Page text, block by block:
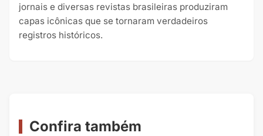
jornais e diversas revistas brasileiras produziram
capas icônicas que se tornaram verdadeiros
registros históricos.
Confira também